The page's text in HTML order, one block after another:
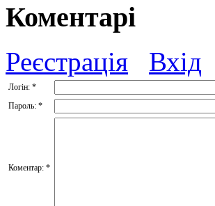
Коментарі
Реєстрація Вхід
Логін: *
Пароль: *
Коментар: *